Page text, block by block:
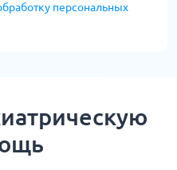
персональных